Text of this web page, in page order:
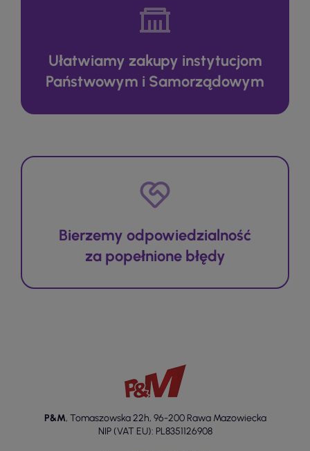
Ułatwiamy zakupy instytucjom
Państwowym i Samorządowym
Bierzemy odpowiedzialność
za popełnione błędy
P&M, Tomaszowska 22h, 96-200 Rawa Mazowiecka
NIP (VAT EU): PL8351126908